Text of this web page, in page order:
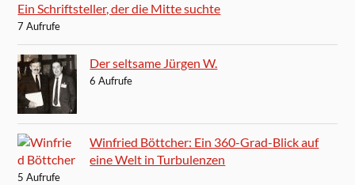
Ein Schriftsteller, der die Mitte suchte
7 Aufrufe
Der seltsame Jürgen W.
6 Aufrufe
Winfried Böttcher: Ein 360-Grad-Blick auf
eine Welt in Turbulenzen
5 Aufrufe